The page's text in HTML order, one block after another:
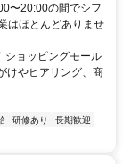
〜20:00の間でシフ
はほとんどありませ
ショッピングモール
けやヒアリング、商
研修あり
長期歓迎